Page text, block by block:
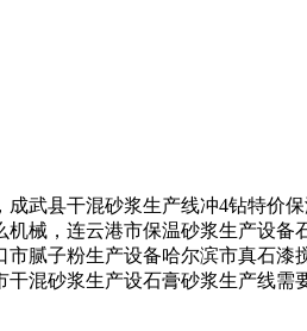
县干混砂浆生产线冲4钻特价
械，连云港市保温砂浆生产设
腻子粉生产设备哈尔滨市真石
混砂浆生产设石膏砂浆生产线需